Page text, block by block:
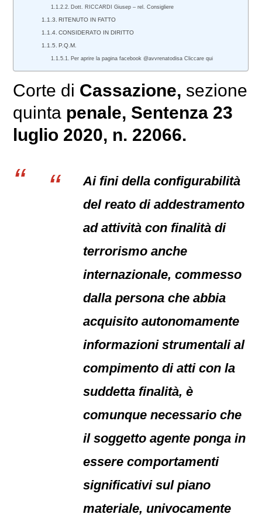
Dott. RICCARDI Giusep – rel. Consigliere
RITENUTO IN FATTO
CONSIDERATO IN DIRITTO
P.Q.M.
Per aprire la pagina facebook @avvrenatodisa Cliccare qui
Corte di Cassazione, sezione
quinta penale, Sentenza 23
luglio 2020, n. 22066.
Ai fini della configurabilità
del reato di addestramento
ad attività con finalità di
terrorismo anche
internazionale, commesso
dalla persona che abbia
acquisito autonomamente
informazioni strumentali al
compimento di atti con la
suddetta finalità, è
comunque necessario che
il soggetto agente ponga in
essere comportamenti
significativi sul piano
materiale, univocamente